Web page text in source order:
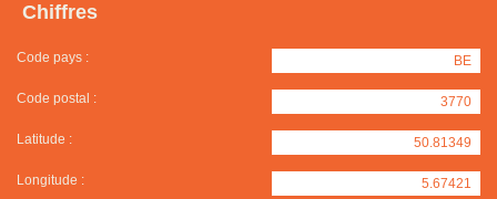
Chiffres
Code pays : BE
Code postal : 3770
Latitude : 50.81349
Longitude : 5.67421